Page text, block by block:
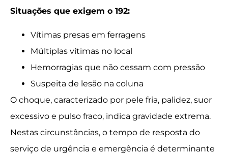
Situações que exigem o 192:
Vítimas presas em ferragens
Múltiplas vítimas no local
Hemorragias que não cessam com pressão
Suspeita de lesão na coluna
O choque, caracterizado por pele fria, palidez, suor
excessivo e pulso fraco, indica gravidade extrema.
Nestas circunstâncias, o tempo de resposta do
serviço de urgência e emergência é determinante